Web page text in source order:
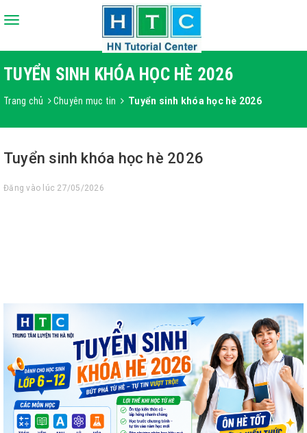
Toggle
TUYỂN SINH KHÓA HỌC HÈ 2026
Trang chủ Chuyên mục tin Tuyển sinh khóa học hè 2026
Tuyển sinh khóa học hè 2026
Đăng vào lúc 27/05/2026